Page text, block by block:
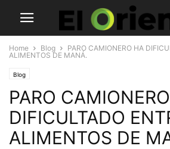
Home Blog
PARO CAMIONERO HA
ALIMENTOS DE MANÁ.
Blog
PARO
DIFICULTADO
ALIMENTOS DE